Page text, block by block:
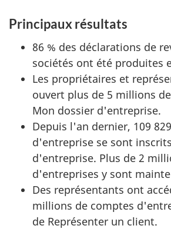
Principaux résultats
86 % des déclarations de
sociétés ont été produites
Les propriétaires et
ouvert plus de 5 millions
Mon dossier d'entreprise.
Depuis l'an dernier, 109
d'entreprise se sont
d'entreprise. Plus de 2
d'entreprises y sont
Des représentants ont
millions de comptes
de Représenter un client.